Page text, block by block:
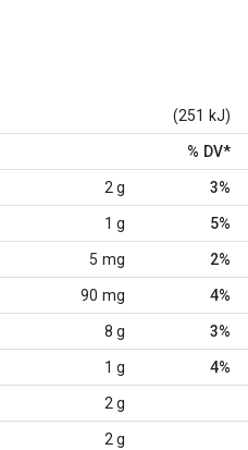
(251 kJ)
% DV*
2 g 3%
1 g 5%
5 mg 2%
90 mg 4%
8 g 3%
1 g 4%
2 g
2 g